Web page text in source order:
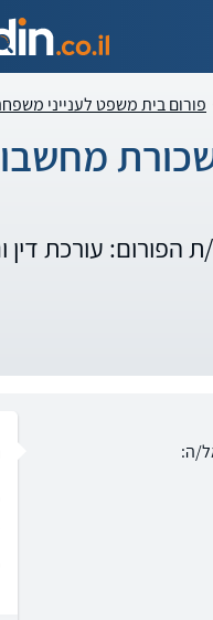
פורום בית משפט לענייני
הפורום: עורכת דין
ה: